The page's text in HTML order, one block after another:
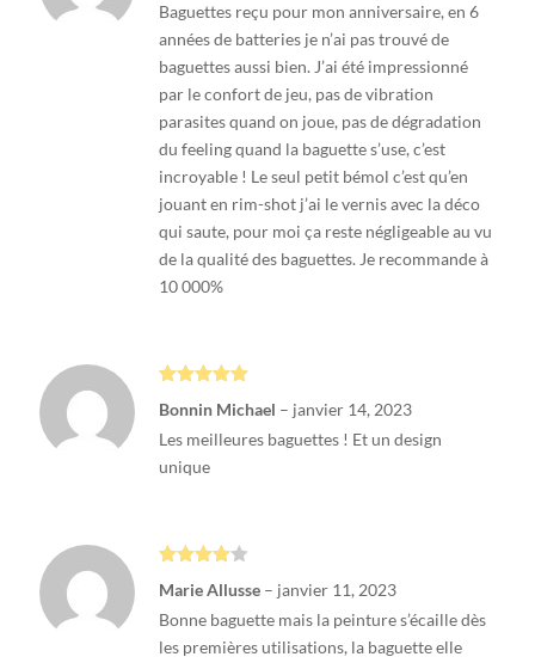
Baguettes reçu pour mon anniversaire, en 6
années de batteries je n’ai pas trouvé de
baguettes aussi bien. J’ai été impressionné
par le confort de jeu, pas de vibration
parasites quand on joue, pas de dégradation
du feeling quand la baguette s’use, c’est
incroyable ! Le seul petit bémol c’est qu’en
jouant en rim-shot j’ai le vernis avec la déco
qui saute, pour moi ça reste négligeable au vu
de la qualité des baguettes. Je recommande à
10 000%
5
Bonnin Michael – janvier 14, 2023
Les meilleures baguettes ! Et un design
unique
sur 5
Marie Allusse – janvier 11, 2023
Bonne baguette mais la peinture s’écaille dès
les premières utilisations, la baguette elle